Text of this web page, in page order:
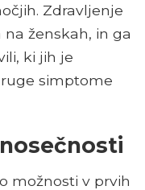
Zdravljenje
ženskah, in ga
ki jih je
simptome
možnosti v prvih